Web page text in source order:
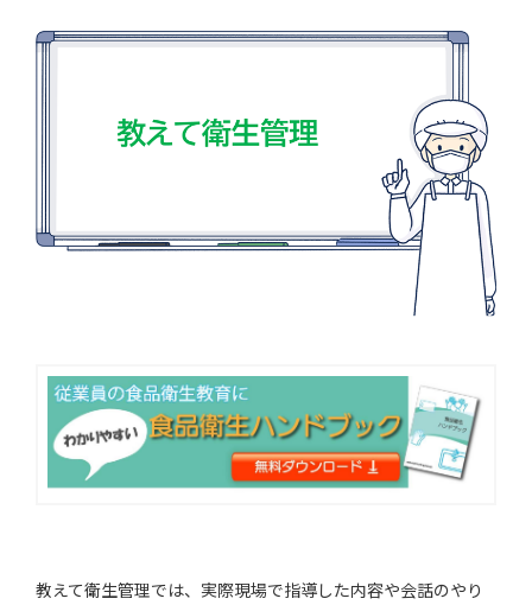
教えて衛生管理では、実際現場で指導した内容や会話のやり